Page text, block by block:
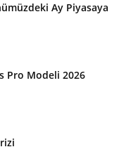
Ay Piyasaya
Pro Modeli 2026